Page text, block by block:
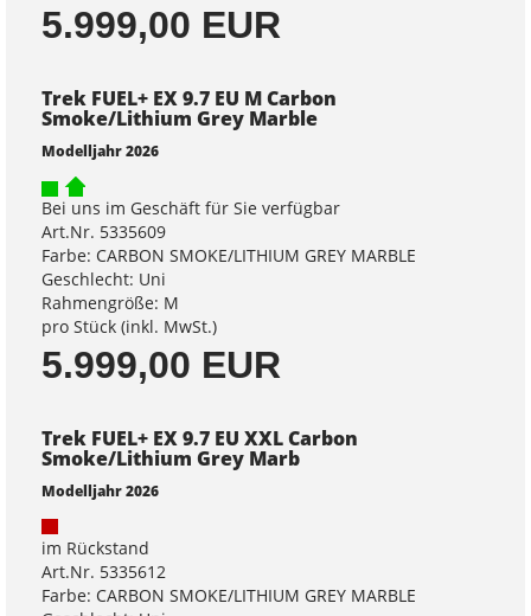
5.999,00 EUR
Trek FUEL+ EX 9.7 EU M Carbon
Smoke/Lithium Grey Marble
Modelljahr 2026
Bei uns im Geschäft für Sie verfügbar
Art.Nr. 5335609
Farbe: CARBON SMOKE/LITHIUM GREY MARBLE
Geschlecht: Uni
Rahmengröße: M
pro Stück (inkl. MwSt.)
5.999,00 EUR
Trek FUEL+ EX 9.7 EU XXL Carbon
Smoke/Lithium Grey Marb
Modelljahr 2026
im Rückstand
Art.Nr. 5335612
Farbe: CARBON SMOKE/LITHIUM GREY MARBLE